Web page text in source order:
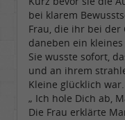
bei klarem
Frau, die ihr bei
daneben ein
Sie wusste sofort,
und an ihrem
Kleine glücklich war.
„ Ich hole Dich ab,
Die Frau erklärte